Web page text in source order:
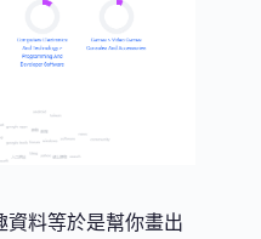
資料等於是幫你畫出